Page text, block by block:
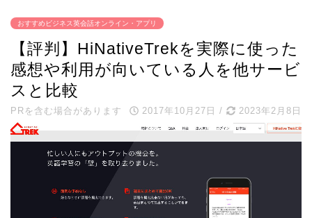
おすすめビジネス英会話オンライン・アプリ
【評判】HiNativeTrekを実際に使った
感想や利用が向いている人を他サービ
スと比較
PRを含む場合があります 2017年10月27日 / 2023年2月8日